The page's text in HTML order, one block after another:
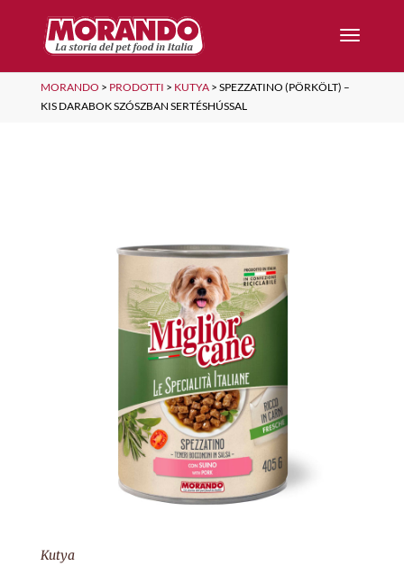
MORANDO > PRODOTTI > KUTYA> SPEZZATINO (PÖRKÖLT) –
KIS DARABOK SZÓSZBAN SERTÉSHÚSSAL
Kutya